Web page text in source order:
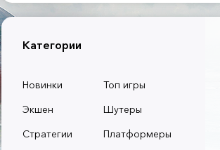
Категории
Новинки
Топ игры
Экшен
Шутеры
Стратегии
Платформеры